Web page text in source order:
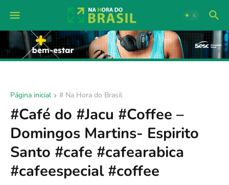
Página inicial # Na Hora do Brasil
#Café do #Jacu #Coffee –
Domingos Martins- Espirito
Santo #cafe #cafearabica
#cafeespecial #coffee